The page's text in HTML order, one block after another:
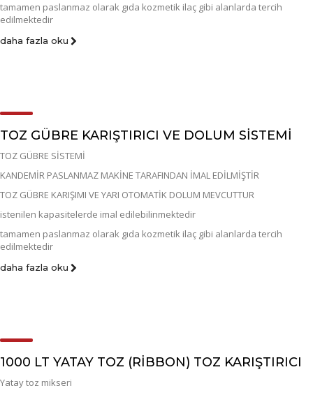
tamamen paslanmaz olarak gıda kozmetik ilaç gibi alanlarda tercih
edilmektedir
daha fazla oku
TOZ GÜBRE KARIŞTIRICI VE DOLUM SİSTEMİ
TOZ GÜBRE SİSTEMİ
KANDEMİR PASLANMAZ MAKİNE TARAFINDAN İMAL EDİLMİŞTİR
TOZ GÜBRE KARIŞIMI VE YARI OTOMATİK DOLUM MEVCUTTUR
istenilen kapasitelerde imal edilebilinmektedir
tamamen paslanmaz olarak gıda kozmetik ilaç gibi alanlarda tercih
edilmektedir
daha fazla oku
1000 LT YATAY TOZ (RİBBON) TOZ KARIŞTIRICI
Yatay toz mikseri